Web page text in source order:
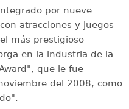
por nueve
atracciones y juegos
más prestigioso
en la industria de la
que le fue
del 2008, como